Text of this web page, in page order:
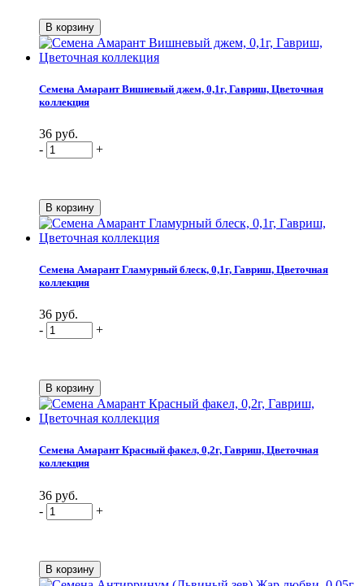
Семена Амарант Вишневый джем, 0,1г, Гавриш, Цветочная
коллекция
36 руб.
-
+
Семена Амарант Гламурный блеск, 0,1г, Гавриш, Цветочная
коллекция
36 руб.
-
+
Семена Амарант Красный факел, 0,2г, Гавриш, Цветочная
коллекция
36 руб.
-
+